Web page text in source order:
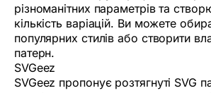
різноманітних параметрів та
кількість варіацій. Ви можете
популярних стилів або створити
патерн.
SVGeez
SVGeez пропонує розтягнуті SVG